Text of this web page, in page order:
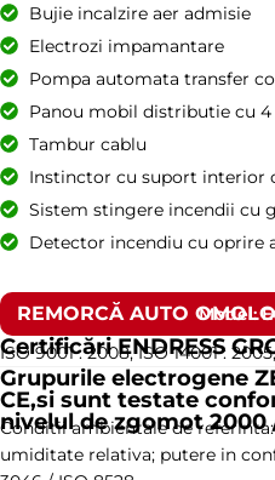
Bujie incalzire aer admisie
Electrozi impamantare
Pompa automata transfer
Panou mobil distributie cu 4
Tambur cablu
Instinctor cu suport interior
Sistem stingere incendii cu
Detector incendiu cu oprire
REMORCĂ AUTO Model:
Certificări ENDRESS
ISO 9001 : 2008, ISO 14001 :
Grupurile electrogene
CE,si sunt testate
nivelul de zgomot 2000
Conditii ambientale de referinta:
umiditate relativa; putere in